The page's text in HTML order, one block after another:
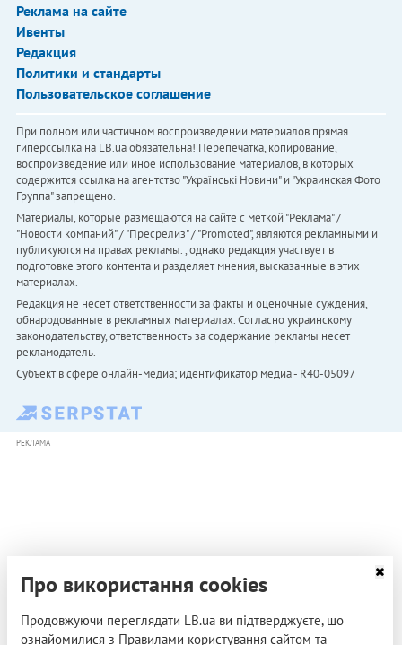
Реклама на сайте
Ивенты
Редакция
Политики и стандарты
Пользовательское соглашение
При полном или частичном воспроизведении материалов прямая
гиперссылка на LB.ua обязательна! Перепечатка, копирование,
воспроизведение или иное использование материалов, в которых
содержится ссылка на агентство "Українськi Новини" и "Украинская Фото
Группа" запрещено.
Материалы, которые размещаются на сайте с меткой "Реклама" /
"Новости компаний" / "Пресрелиз" / "Promoted", являются рекламными и
публикуются на правах рекламы. , однако редакция участвует в
подготовке этого контента и разделяет мнения, высказанные в этих
материалах.
Редакция не несет ответственности за факты и оценочные суждения,
обнародованные в рекламных материалах. Согласно украинскому
законодательству, ответственность за содержание рекламы несет
рекламодатель.
Субъект в сфере онлайн-медиа; идентификатор медиа - R40-05097
РЕКЛАМА
Про використання cookies
Продовжуючи переглядати LB.ua ви підтверджуєте, що
ознайомилися з Правилами користування сайтом та